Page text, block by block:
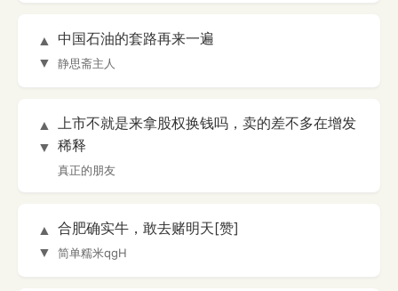
▲
▼
中国石油的套路再来一遍
静思斋主人
▲
▼
上市不就是来拿股权换钱吗，卖的差不多在增发
稀释
真正的朋友
▲
▼
合肥确实牛，敢去赌明天[赞]
简单糯米qgH